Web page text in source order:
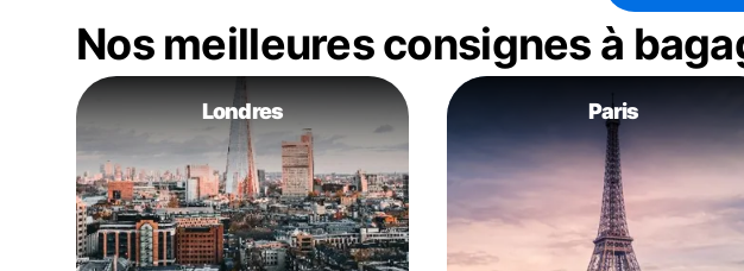
Nos meilleures consignes à
Londres Paris